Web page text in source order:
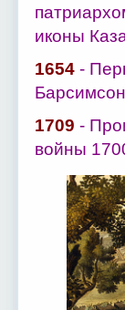
иконы
1654 -
1709 -
войны